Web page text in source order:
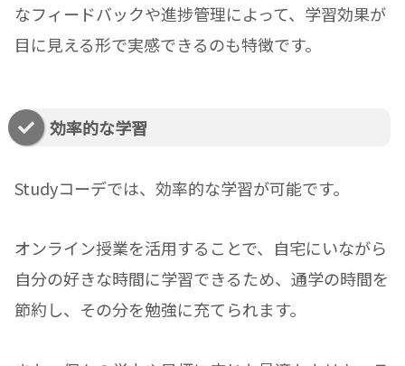
なフィードバックや進捗管理によって、学習効果が
目に見える形で実感できるのも特徴です。
効率的な学習
Studyコーデでは、効率的な学習が可能です。
オンライン授業を活用することで、自宅にいながら
自分の好きな時間に学習できるため、通学の時間を
節約し、その分を勉強に充てられます。